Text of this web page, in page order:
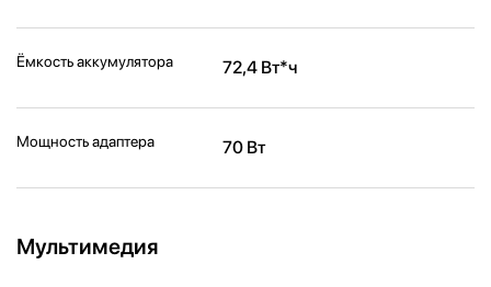
Ёмкость аккумулятора 72,4 Вт*ч
Мощность адаптера 70 Вт
Мультимедия